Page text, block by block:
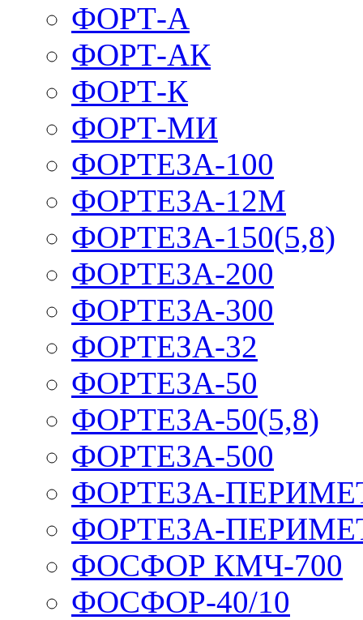
ФОРТ-А
ФОРТ-АК
ФОРТ-К
ФОРТ-МИ
ФОРТЕЗА-100
ФОРТЕЗА-12М
ФОРТЕЗА-150(5,8)
ФОРТЕЗА-200
ФОРТЕЗА-300
ФОРТЕЗА-32
ФОРТЕЗА-50
ФОРТЕЗА-50(5,8)
ФОРТЕЗА-500
ФОРТЕЗА-
ФОРТЕЗА-
ФОСФОР КМЧ-700
ФОСФОР-40/10